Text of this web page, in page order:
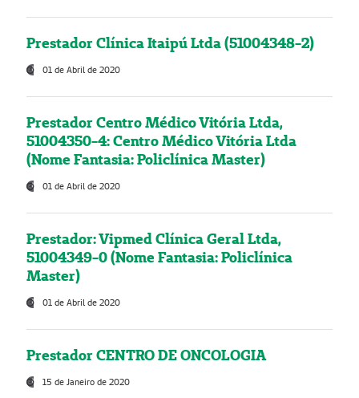
Prestador Clínica Itaipú Ltda (51004348-2)
01 de Abril de 2020
Prestador Centro Médico Vitória Ltda,
51004350-4: Centro Médico Vitória Ltda
(Nome Fantasia: Policlínica Master)
01 de Abril de 2020
Prestador: Vipmed Clínica Geral Ltda,
51004349-0 (Nome Fantasia: Policlínica
Master)
01 de Abril de 2020
Prestador CENTRO DE ONCOLOGIA
15 de Janeiro de 2020